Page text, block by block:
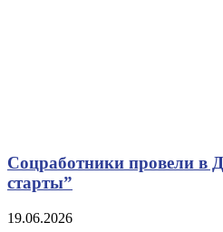
Соцработники провели в
старты”
19.06.2026